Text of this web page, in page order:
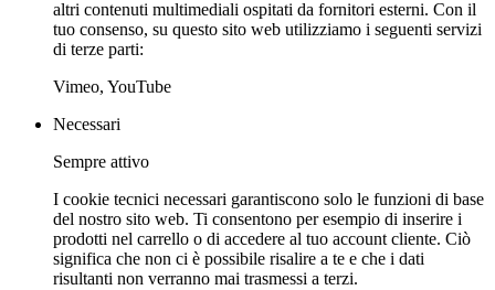
altri contenuti multimediali ospitati da fornitori esterni. Con il
tuo consenso, su questo sito web utilizziamo i seguenti servizi
di terze parti:
Vimeo, YouTube
Necessari
Sempre attivo
I cookie tecnici necessari garantiscono solo le funzioni di base
del nostro sito web. Ti consentono per esempio di inserire i
prodotti nel carrello o di accedere al tuo account cliente. Ciò
significa che non ci è possibile risalire a te e che i dati
risultanti non verranno mai trasmessi a terzi.